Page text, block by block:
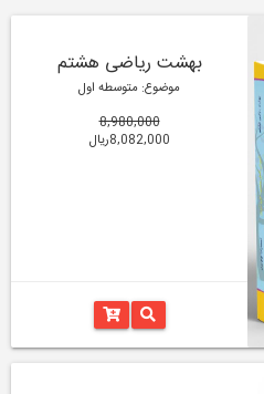
بهشت ریاضی هشتم
موضوع: متوسطه اول
8,980,000
8,082,000ریال